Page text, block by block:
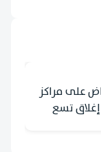
على مراكز
تسع
مخالفة